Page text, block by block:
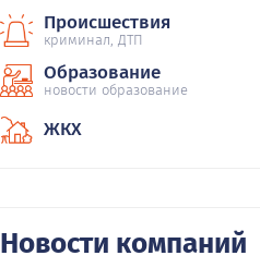
Происшествия
криминал, ДТП
Образование
новости образование
ЖКХ
Новости компаний